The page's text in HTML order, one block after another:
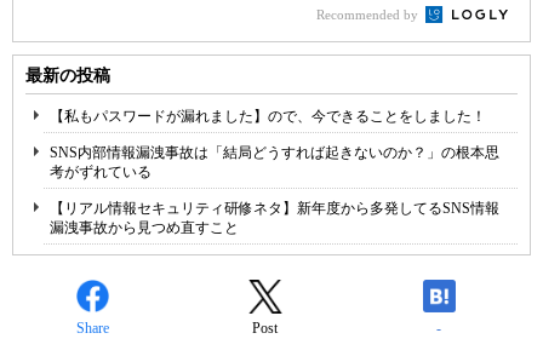
Recommended by
最新の投稿
【私もパスワードが漏れました】ので、今できることをしました！
SNS内部情報漏洩事故は「結局どうすれば起きないのか？」の根本思
考がずれている
【リアル情報セキュリティ研修ネタ】新年度から多発してるSNS情報
漏洩事故から見つめ直すこと
Share Post -